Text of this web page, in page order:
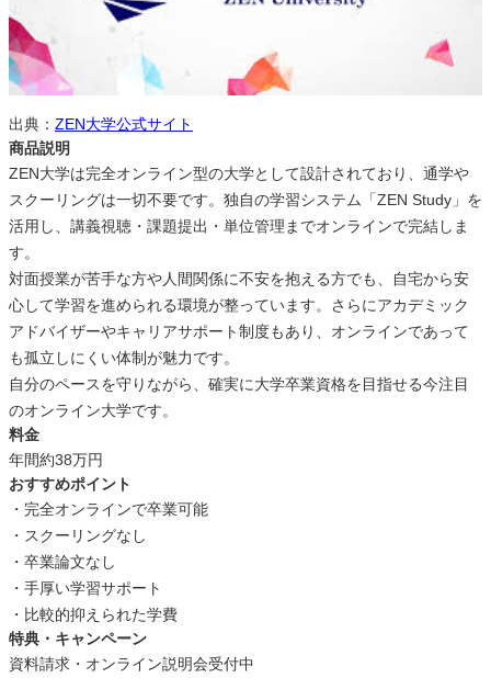
出典： ZEN大学公式サイト
商品説明
ZEN大学は完全オンライン型の大学として設計されており、通学や
スクーリングは一切不要です。独自の学習システム「ZEN Study」を
活用し、講義視聴・課題提出・単位管理までオンラインで完結しま
す。
対面授業が苦手な方や人間関係に不安を抱える方でも、自宅から安
心して学習を進められる環境が整っています。さらにアカデミック
アドバイザーやキャリアサポート制度もあり、オンラインであって
も孤立しにくい体制が魅力です。
自分のペースを守りながら、確実に大学卒業資格を目指せる今注目
のオンライン大学です。
料金
年間約38万円
おすすめポイント
・完全オンラインで卒業可能
・スクーリングなし
・卒業論文なし
・手厚い学習サポート
・比較的抑えられた学費
特典・キャンペーン
資料請求・オンライン説明会受付中